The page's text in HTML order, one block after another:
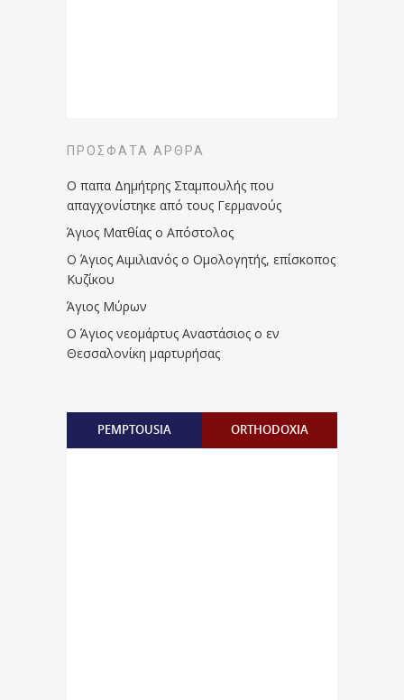
ΠΡΌΣΦΑΤΑ ΆΡΘΡΑ
Ο παπα Δημήτρης Σταμπουλής που
απαγχονίστηκε από τους Γερμανούς
Άγιος Ματθίας ο Απόστολος
Ο Άγιος Αιμιλιανός ο Ομολογητής, επίσκοπος
Κυζίκου
Άγιος Μύρων
Ο Άγιος νεομάρτυς Αναστάσιος ο εν
Θεσσαλονίκη μαρτυρήσας
PEMPTOUSIA ORTHODOXIA